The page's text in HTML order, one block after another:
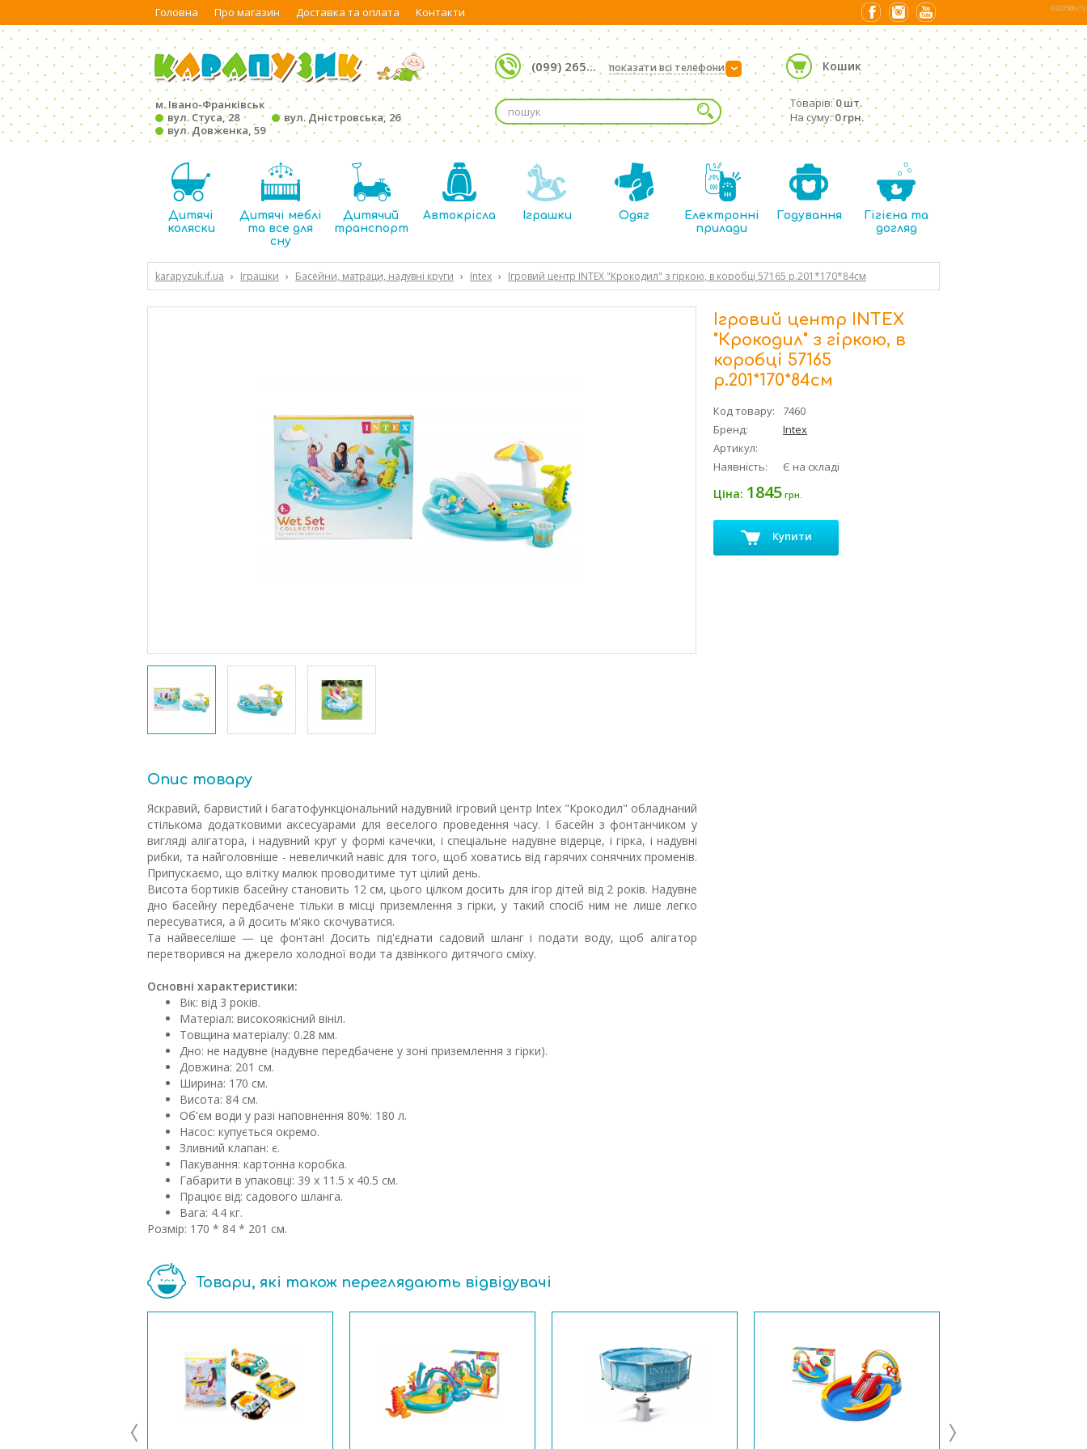
Головна Про магазин Доставка та оплата Контакти
м. Івано-Франківськ
вул. Стуса, 28
вул. Дністровська, 26
вул. Довженка, 59
(099) 265... ›
показати всі телефони Кошик
Товарів:0 шт.
На суму:0 грн.
Дитячі
коляски
Дитячі меблі
та все для
сну
Дитячий
транспорт
Автокрісла Іграшки Одяг
Електронні
прилади
Годування
Гігієна та
догляд
karapyzuk.if.ua › Іграшки › Басейни, матраци, надувні круги › Intex › Ігровий центр INTEX "Крокодил" з гіркою, в коробці 57165 р.201*170*84см
Ігровий центр INTEX
"Крокодил" з гіркою, в
коробці 57165
р.201*170*84см
Код товару:
7460
Бренд:
Intex
Артикул:
Наявність:
Є на складі
Ціна: 1845 грн.
Купити
Опис товару
Яскравий, барвистий і багатофункціональний надувний ігровий центр Intex "Крокодил" обладнаний
стількома додатковими аксесуарами для веселого проведення часу. І басейн з фонтанчиком у
вигляді алігатора, і надувний круг у формі качечки, і спеціальне надувне відерце, і гірка, і надувні
рибки, та найголовніше - невеличкий навіс для того, щоб ховатись від гарячих сонячних променів.
Припускаємо, що влітку малюк проводитиме тут цілий день.
Висота бортиків басейну становить 12 см, цього цілком досить для ігор дітей від 2 років. Надувне
дно басейну передбачене тільки в місці приземлення з гірки, у такий спосіб ним не лише легко
пересуватися, а й досить м'яко скочуватися.
Та найвеселіше — це фонтан! Досить під'єднати садовий шланг і подати воду, щоб алігатор
перетворився на джерело холодної води та дзвінкого дитячого сміху.
Основні характеристики:
Вік: від 3 років.
Матеріал: високоякісний вініл.
Товщина матеріалу: 0.28 мм.
Дно: не надувне (надувне передбачене у зоні приземлення з гірки).
Довжина: 201 см.
Ширина: 170 см.
Висота: 84 см.
Об'єм води у разі наповнення 80%: 180 л.
Насос: купується окремо.
Зливний клапан: є.
Пакування: картонна коробка.
Габарити в упаковці: 39 х 11.5 х 40.5 см.
Працює від: садового шланга.
Вага: 4.4 кг.
Розмір: 170 * 84 * 201 см.
Товари, які також переглядають відвідувачі
0.022506 (7)